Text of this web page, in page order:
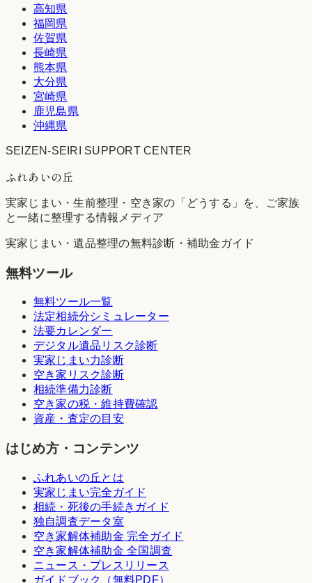
高知県
福岡県
佐賀県
長崎県
熊本県
大分県
宮崎県
鹿児島県
沖縄県
SEIZEN-SEIRI SUPPORT CENTER
ふれあいの丘
実家じまい・生前整理・空き家の「どうする」を、ご家族
と一緒に整理する情報メディア
実家じまい・遺品整理の無料診断・補助金ガイド
無料ツール
無料ツール一覧
法定相続分シミュレーター
法要カレンダー
デジタル遺品リスク診断
実家じまい力診断
空き家リスク診断
相続準備力診断
空き家の税・維持費確認
資産・査定の目安
はじめ方・コンテンツ
ふれあいの丘とは
実家じまい完全ガイド
相続・死後の手続きガイド
独自調査データ室
空き家解体補助金 完全ガイド
空き家解体補助金 全国調査
ニュース・プレスリリース
ガイドブック（無料PDF）